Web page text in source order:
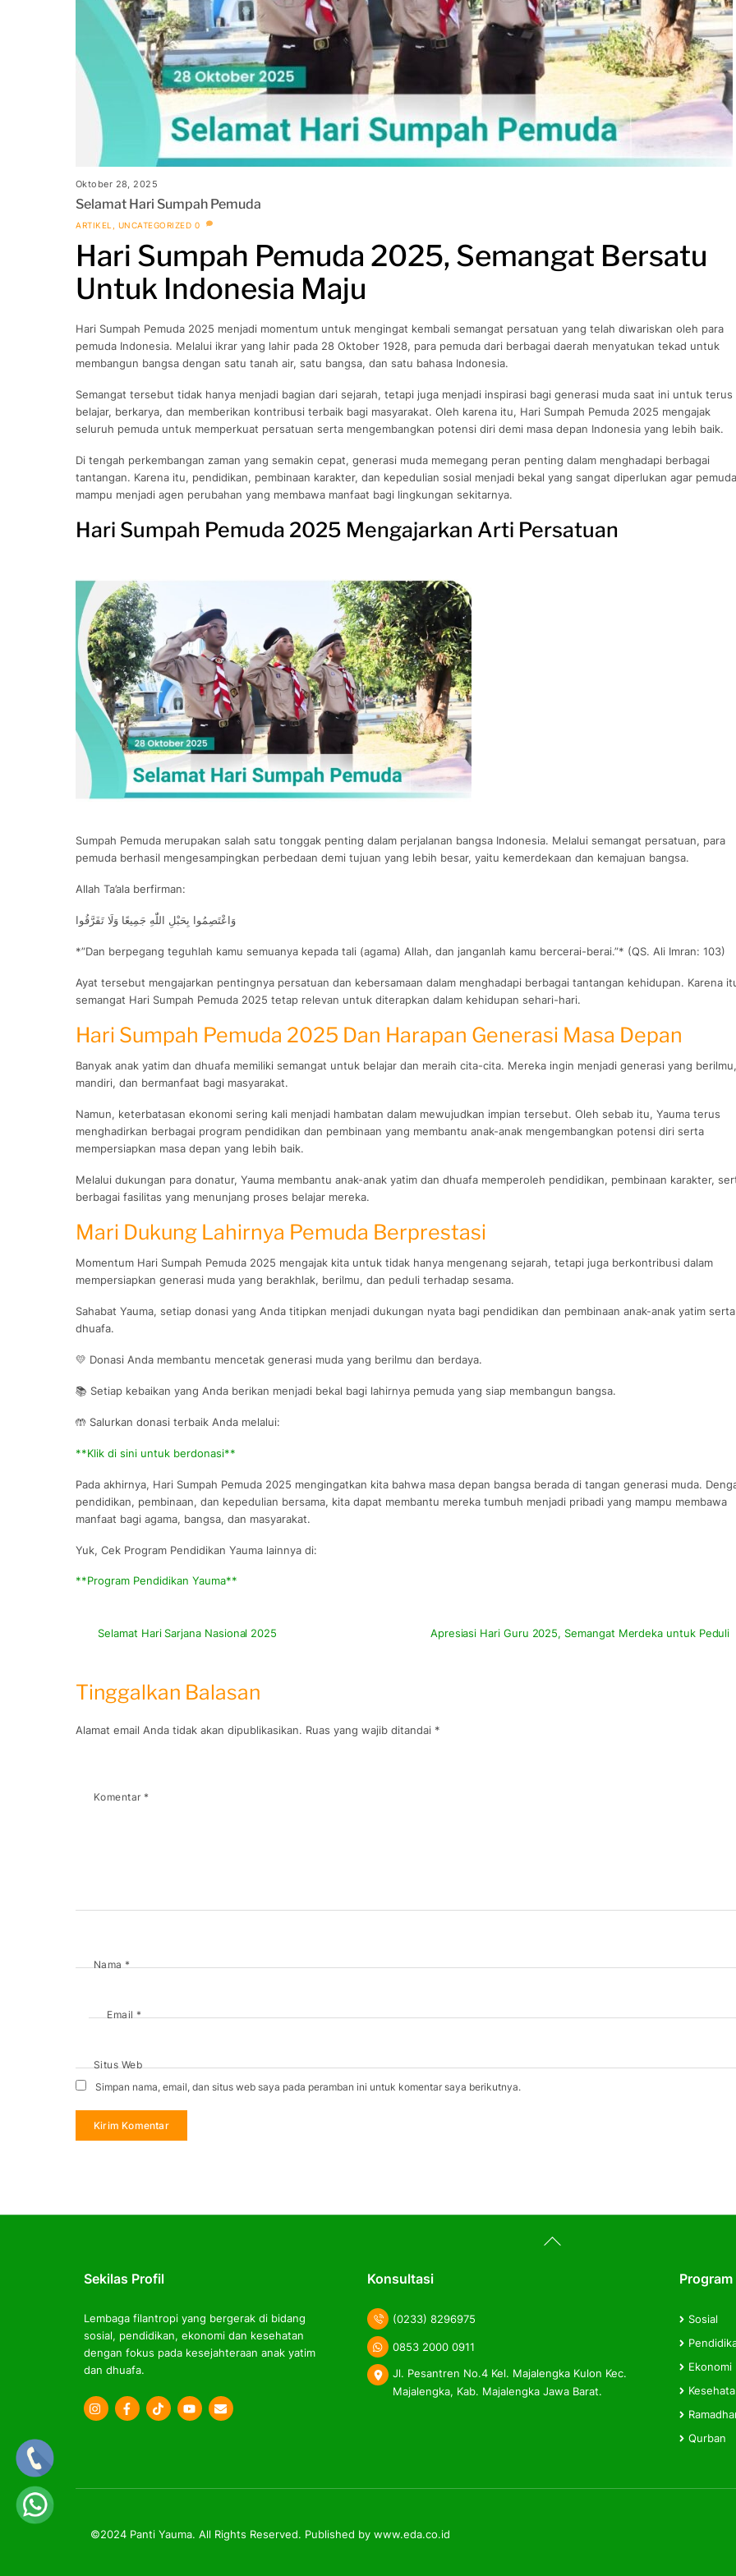
Oktober 28, 2025
Selamat Hari Sumpah Pemuda
ARTIKEL UNCATEGORIZED 0
Hari Sumpah Pemuda 2025, Semangat Bersatu
Untuk Indonesia Maju
Hari Sumpah Pemuda 2025 menjadi momentum untuk mengingat kembali semangat persatuan yang telah diwariskan oleh para
pemuda Indonesia. Melalui ikrar yang lahir pada 28 Oktober 1928, para pemuda dari berbagai daerah menyatukan tekad untuk
membangun bangsa dengan satu tanah air, satu bangsa, dan satu bahasa Indonesia.
Semangat tersebut tidak hanya menjadi bagian dari sejarah, tetapi juga menjadi inspirasi bagi generasi muda saat ini untuk terus
belajar, berkarya, dan memberikan kontribusi terbaik bagi masyarakat. Oleh karena itu, Hari Sumpah Pemuda 2025 mengajak
seluruh pemuda untuk memperkuat persatuan serta mengembangkan potensi diri demi masa depan Indonesia yang lebih baik.
Di tengah perkembangan zaman yang semakin cepat, generasi muda memegang peran penting dalam menghadapi berbagai
tantangan. Karena itu, pendidikan, pembinaan karakter, dan kepedulian sosial menjadi bekal yang sangat diperlukan agar pemuda
mampu menjadi agen perubahan yang membawa manfaat bagi lingkungan sekitarnya.
Hari Sumpah Pemuda 2025 Mengajarkan Arti Persatuan
Sumpah Pemuda merupakan salah satu tonggak penting dalam perjalanan bangsa Indonesia. Melalui semangat persatuan, para
pemuda berhasil mengesampingkan perbedaan demi tujuan yang lebih besar, yaitu kemerdekaan dan kemajuan bangsa.
Allah Ta’ala berfirman:
وَاعْتَصِمُوا بِحَبْلِ اللّٰهِ جَمِيعًا وَلَا تَفَرَّقُوا
*”Dan berpegang teguhlah kamu semuanya kepada tali (agama) Allah, dan janganlah kamu bercerai-berai.”* (QS. Ali Imran: 103)
Ayat tersebut mengajarkan pentingnya persatuan dan kebersamaan dalam menghadapi berbagai tantangan kehidupan. Karena
semangat Hari Sumpah Pemuda 2025 tetap relevan untuk diterapkan dalam kehidupan sehari-hari.
Hari Sumpah Pemuda 2025 Dan Harapan Generasi Masa Depan
Banyak anak yatim dan dhuafa memiliki semangat untuk belajar dan meraih cita-cita. Mereka ingin menjadi generasi yang berilmu,
mandiri, dan bermanfaat bagi masyarakat.
Namun, keterbatasan ekonomi sering kali menjadi hambatan dalam mewujudkan impian tersebut. Oleh sebab itu, Yauma terus
menghadirkan berbagai program pendidikan dan pembinaan yang membantu anak-anak mengembangkan potensi diri serta
mempersiapkan masa depan yang lebih baik.
Melalui dukungan para donatur, Yauma membantu anak-anak yatim dan dhuafa memperoleh pendidikan, pembinaan karakter,
berbagai fasilitas yang menunjang proses belajar mereka.
Mari Dukung Lahirnya Pemuda Berprestasi
Momentum Hari Sumpah Pemuda 2025 mengajak kita untuk tidak hanya mengenang sejarah, tetapi juga berkontribusi dalam
mempersiapkan generasi muda yang berakhlak, berilmu, dan peduli terhadap sesama.
Sahabat Yauma, setiap donasi yang Anda titipkan menjadi dukungan nyata bagi pendidikan dan pembinaan anak-anak yatim serta
dhuafa.
💛 Donasi Anda membantu mencetak generasi muda yang berilmu dan berdaya.
📚 Setiap kebaikan yang Anda berikan menjadi bekal bagi lahirnya pemuda yang siap membangun bangsa.
🤲 Salurkan donasi terbaik Anda melalui:
**Klik di sini untuk berdonasi**
Pada akhirnya, Hari Sumpah Pemuda 2025 mengingatkan kita bahwa masa depan bangsa berada di tangan generasi muda.
pendidikan, pembinaan, dan kepedulian bersama, kita dapat membantu mereka tumbuh menjadi pribadi yang mampu membawa
manfaat bagi agama, bangsa, dan masyarakat.
Yuk, Cek Program Pendidikan Yauma lainnya di:
**Program Pendidikan Yauma**
Selamat Hari Sarjana Nasional 2025 Apresiasi Hari Guru 2025, Semangat Merdeka untuk Peduli
Tinggalkan Balasan
Alamat email Anda tidak akan dipublikasikan. Ruas yang wajib ditandai *
Komentar *
Nama*
Email*
Situs Web
Simpan nama, email, dan situs web saya pada peramban ini untuk komentar saya berikutnya.
Back
To
Sekilas Profil
Lembaga filantropi yang bergerak di bidang
sosial, pendidikan, ekonomi dan kesehatan
dengan fokus pada kesejahteraan anak yatim
dan dhuafa.
Icon
Icon
Icon
Konsultasi
(0233) 8296975
0853 2000 0911
Jl. Pesantren No.4 Kel. Majalengka Kulon Kec.
Majalengka, Kab. Majalengka Jawa Barat.
Program
Sosial
Ekonomi
Qurban
©2024 Panti Yauma. All Rights Reserved. Published by www.eda.co.id